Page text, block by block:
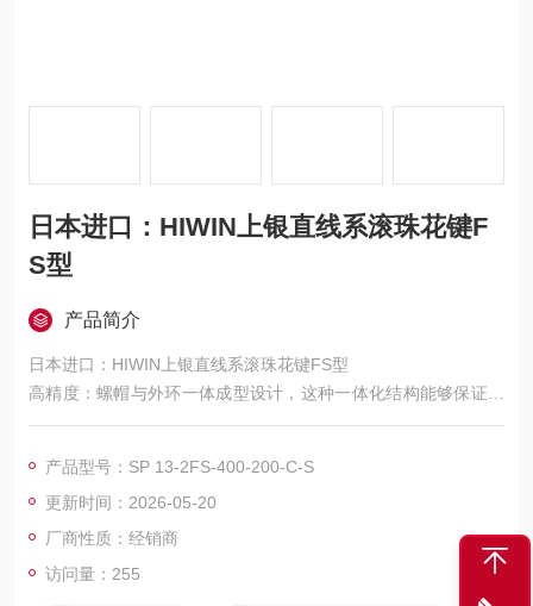
日本进口：HIWIN上银直线系滚珠花键F
S型
产品简介
日本进口：HIWIN上银直线系滚珠花键FS型
高精度：螺帽与外环一体成型设计，这种一体化结构能够保证花
键在运动过程中的高精度，实现了高精度且小型的设计。
产品型号：SP 13-2FS-400-200-C-S
更新时间：2026-05-20
厂商性质：经销商
访问量：255